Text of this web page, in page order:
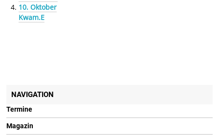
10. Oktober
Kwam.E
NAVIGATION
Termine
Magazin